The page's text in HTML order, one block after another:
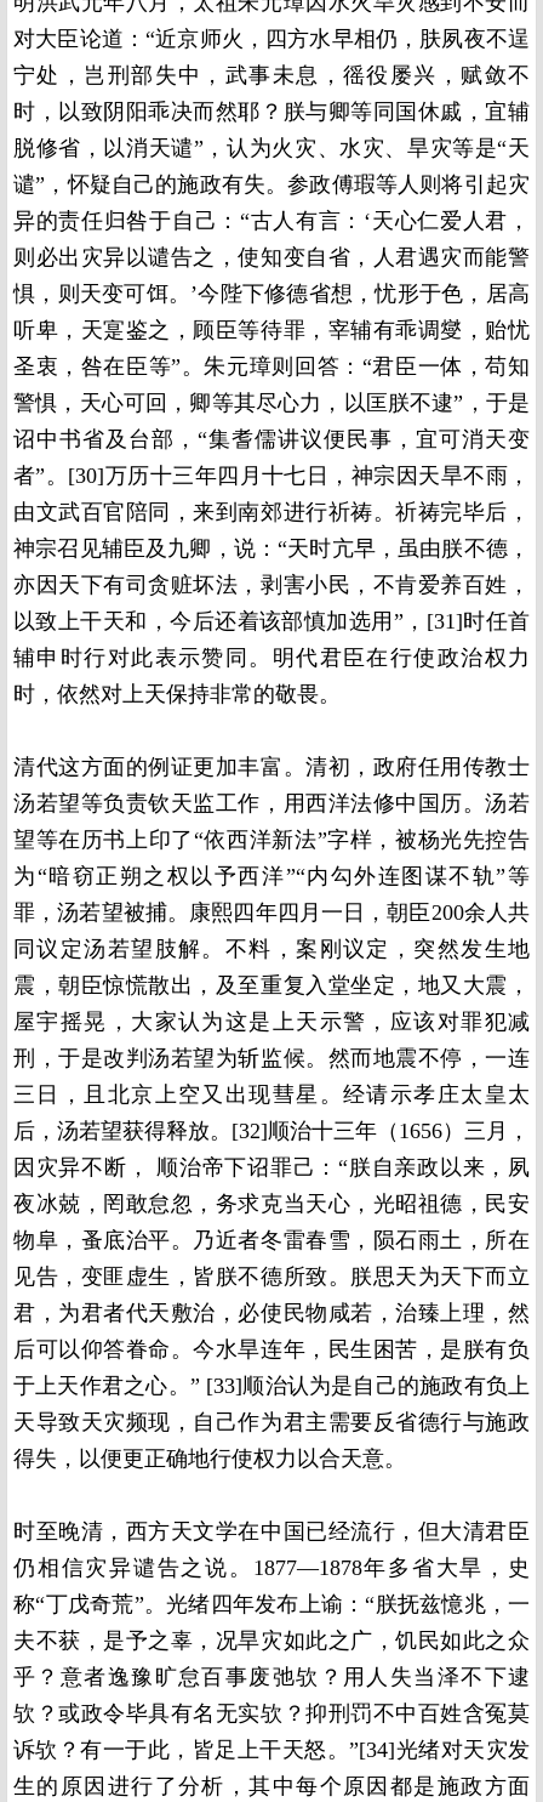
对大臣论道：“近京师火，四方水早相仍，肤夙夜不逞
宁处，岂刑部失中，武事未息，徭役屡兴，赋敛不
时，以致阴阳乖决而然耶？朕与卿等同国休戚，宜辅
脱修省，以消天谴”，认为火灾、水灾、旱灾等是“天
谴”，怀疑自己的施政有失。参政傅瑕等人则将引起灾
异的责任归咎于自己：“古人有言：‘天心仁爱人君，
则必出灾异以谴告之，使知变自省，人君遇灾而能警
惧，则天变可饵。’今陛下修德省想，忧形于色，居高
听卑，天寔鉴之，顾臣等待罪，宰辅有乖调燮，贻忧
圣衷，咎在臣等”。朱元璋则回答：“君臣一体，苟知
警惧，天心可回，卿等其尽心力，以匡朕不逮”，于是
诏中书省及台部，“集耆儒讲议便民事，宜可消天变
者”。[30]万历十三年四月十七日，神宗因天旱不雨，
由文武百官陪同，来到南郊进行祈祷。祈祷完毕后，
神宗召见辅臣及九卿，说：“天时亢早，虽由朕不德，
亦因天下有司贪赃坏法，剥害小民，不肯爱养百姓，
以致上干天和，今后还着该部慎加选用”，[31]时任首
辅申时行对此表示赞同。明代君臣在行使政治权力
时，依然对上天保持非常的敬畏。
清代这方面的例证更加丰富。清初，政府任用传教士
汤若望等负责钦天监工作，用西洋法修中国历。汤若
望等在历书上印了“依西洋新法”字样，被杨光先控告
为“暗窃正朔之权以予西洋”“内勾外连图谋不轨”等
罪，汤若望被捕。康熙四年四月一日，朝臣200余人共
同议定汤若望肢解。不料，案刚议定，突然发生地
震，朝臣惊慌散出，及至重复入堂坐定，地又大震，
屋宇摇晃，大家认为这是上天示警，应该对罪犯减
刑，于是改判汤若望为斩监候。然而地震不停，一连
三日，且北京上空又出现彗星。经请示孝庄太皇太
后，汤若望获得释放。[32]顺治十三年（1656）三月，
因灾异不断， 顺治帝下诏罪己：“朕自亲政以来，夙
夜冰兢，罔敢怠忽，务求克当天心，光昭祖德，民安
物阜，蚤底治平。乃近者冬雷春雪，陨石雨土，所在
见告，变匪虚生，皆朕不德所致。朕思天为天下而立
君，为君者代天敷治，必使民物咸若，治臻上理，然
后可以仰答眷命。今水旱连年，民生困苦，是朕有负
于上天作君之心。” [33]顺治认为是自己的施政有负上
天导致天灾频现，自己作为君主需要反省德行与施政
得失，以便更正确地行使权力以合天意。
时至晚清，西方天文学在中国已经流行，但大清君臣
仍相信灾异谴告之说。1877—1878年多省大旱，史
称“丁戊奇荒”。光绪四年发布上谕：“朕抚兹憶兆，一
夫不获，是予之辜，况旱灾如此之广，饥民如此之众
乎？意者逸豫旷怠百事废弛欤？用人失当泽不下逮
欤？或政令毕具有名无实欤？抑刑罚不中百姓含冤莫
诉欤？有一于此，皆足上干天怒。”[34]光绪对天灾发
生的原因进行了分析，其中每个原因都是施政方面